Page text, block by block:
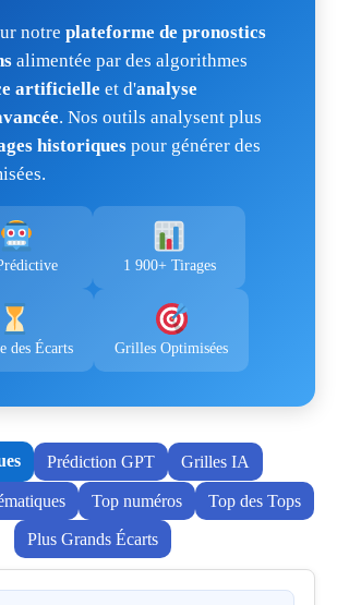
notre plateforme de pronostics
alimentée par des algorithmes
artificielle et d'analyse
. Nos outils analysent plus
historiques pour générer des
1 900+ Tirages
des Écarts Grilles Optimisées
Prédiction GPT Grilles IA
Top numéros Top des Tops
Plus Grands Écarts